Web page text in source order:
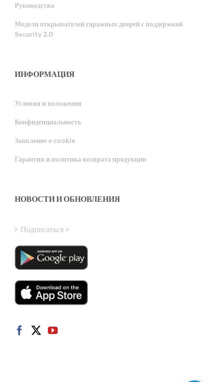
Руководства
Модели открывателей гаражных дверей с поддержкой
Security 2.0
ИНФОРМАЦИЯ
Условия и положения
Конфиденциальность
Заявление о cookie
Гарантия и политика возврата продукции
НОВОСТИ И ОБНОВЛЕНИЯ
Подписаться >